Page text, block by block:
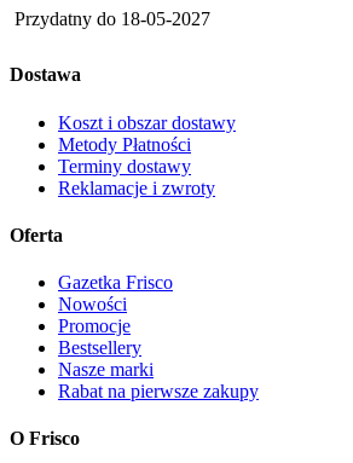
Przydatny do 18-05-2027
Dostawa
Koszt i obszar dostawy
Metody Płatności
Terminy dostawy
Reklamacje i zwroty
Oferta
Gazetka Frisco
Nowości
Promocje
Bestsellery
Nasze marki
Rabat na pierwsze zakupy
O Frisco